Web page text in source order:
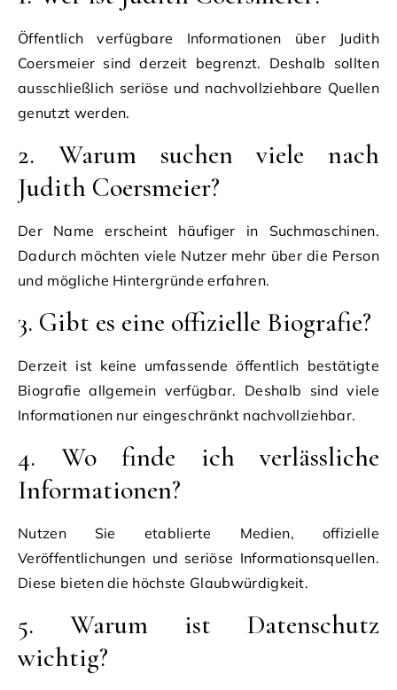
Öffentlich verfügbare Informationen über Judith
Coersmeier sind derzeit begrenzt. Deshalb sollten
ausschließlich seriöse und nachvollziehbare Quellen
genutzt werden.
2. Warum suchen viele nach
Judith Coersmeier?
Der Name erscheint häufiger in Suchmaschinen.
Dadurch möchten viele Nutzer mehr über die Person
und mögliche Hintergründe erfahren.
3. Gibt es eine offizielle Biografie?
Derzeit ist keine umfassende öffentlich bestätigte
Biografie allgemein verfügbar. Deshalb sind viele
Informationen nur eingeschränkt nachvollziehbar.
4. Wo finde ich verlässliche
Informationen?
Nutzen Sie etablierte Medien, offizielle
Veröffentlichungen und seriöse Informationsquellen.
Diese bieten die höchste Glaubwürdigkeit.
5. Warum ist Datenschutz
wichtig?